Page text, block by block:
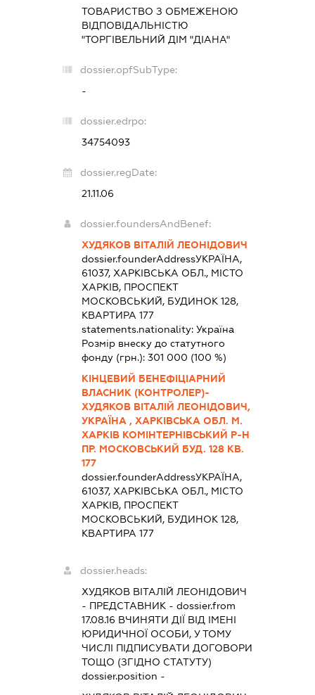
ТОВАРИСТВО З ОБМЕЖЕНОЮ
ВІДПОВІДАЛЬНІСТЮ
"ТОРГІВЕЛЬНИЙ ДІМ "ДІАНА"
dossier.opfSubType:
-
dossier.edrpo:
34754093
dossier.regDate:
21.11.06
dossier.foundersAndBenef:
ХУДЯКОВ ВІТАЛІЙ ЛЕОНІДОВИЧ
dossier.founderAddressУКРАЇНА,
61037, ХАРКІВСЬКА ОБЛ., МІСТО
ХАРКІВ, ПРОСПЕКТ
МОСКОВСЬКИЙ, БУДИНОК 128,
КВАРТИРА 177
statements.nationality: Україна
Розмір внеску до статутного
фонду (грн.): 301 000 (100 %)
КІНЦЕВИЙ БЕНЕФІЦІАРНИЙ
ВЛАСНИК (КОНТРОЛЕР)-
ХУДЯКОВ ВІТАЛІЙ ЛЕОНІДОВИЧ,
УКРАЇНА , ХАРКІВСЬКА ОБЛ. М.
ХАРКІВ КОМІНТЕРНІВСЬКИЙ Р-Н
ПР. МОСКОВСЬКИЙ БУД. 128 КВ.
177
dossier.founderAddressУКРАЇНА,
61037, ХАРКІВСЬКА ОБЛ., МІСТО
ХАРКІВ, ПРОСПЕКТ
МОСКОВСЬКИЙ, БУДИНОК 128,
КВАРТИРА 177
dossier.heads:
ХУДЯКОВ ВІТАЛІЙ ЛЕОНІДОВИЧ
- ПРЕДСТАВНИК - dossier.from
17.08.16 ВЧИНЯТИ ДІЇ ВІД ІМЕНІ
ЮРИДИЧНОЇ ОСОБИ, У ТОМУ
ЧИСЛІ ПІДПИСУВАТИ ДОГОВОРИ
ТОЩО (ЗГІДНО СТАТУТУ)
dossier.position -